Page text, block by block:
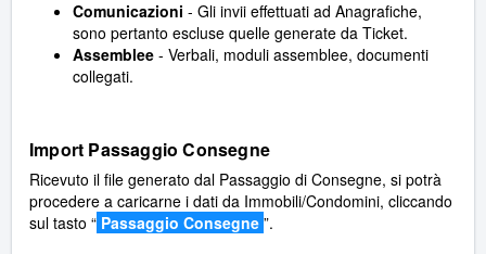
Comunicazioni - Gli invii effettuati ad Anagrafiche,
sono pertanto escluse quelle generate da Ticket.
Assemblee - Verbali, moduli assemblee, documenti
collegati.
Import Passaggio Consegne
Ricevuto il file generato dal Passaggio di Consegne, si potrà
procedere a caricarne i dati da Immobili/Condomini, cliccando
sul tasto “ Passaggio Consegne ”.